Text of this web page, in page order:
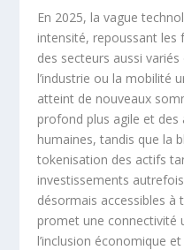
En 2025, la vague
intensité, repoussant les
des secteurs aussi
l’industrie ou la mobilité
atteint de nouveaux
profond plus agile et des
humaines, tandis que la
tokenisation des actifs
investissements
désormais accessibles à
promet une connectivité
l’inclusion économique